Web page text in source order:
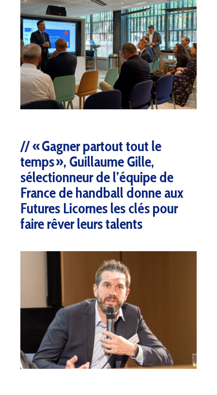
« Gagner partout tout le
temps », Guillaume Gille,
sélectionneur de l’équipe de
France de handball donne aux
Futures Licornes les clés pour
faire rêver leurs talents